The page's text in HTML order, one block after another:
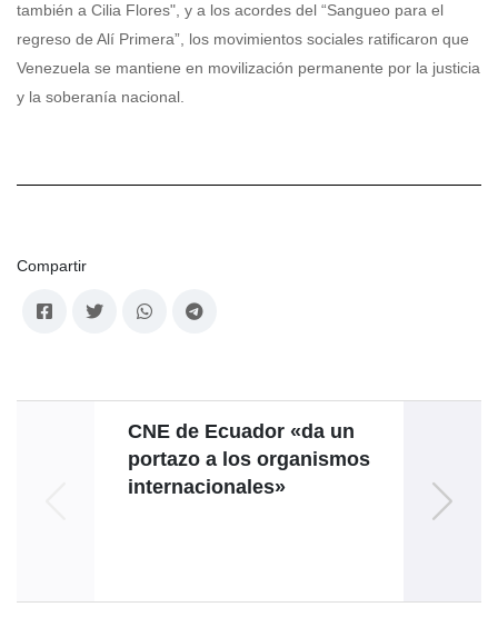
también a Cilia Flores", y a los acordes del “Sangueo para el
regreso de Alí Primera”, los movimientos sociales ratificaron que
Venezuela se mantiene en movilización permanente por la justicia
y la soberanía nacional.
Compartir
CNE de Ecuador «da un
portazo a los organismos
internacionales»